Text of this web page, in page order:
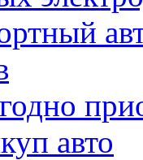
авто